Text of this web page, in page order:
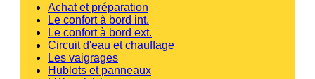
Achat et préparation
Le confort à bord int.
Le confort à bord ext.
Circuit d'eau et chauffage
Les vaigrages
Hublots et panneaux